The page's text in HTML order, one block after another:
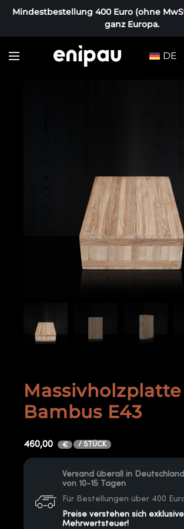
Mindestbestellung 400 Euro (ohne
ganz Europa.
DE
Bambus E43
460,00 € / STÜCK
Versand überall in
von 10-15 Tagen
Für Bestellungen über 400
Preise verstehen sich exklusive
Mehrwertsteuer!